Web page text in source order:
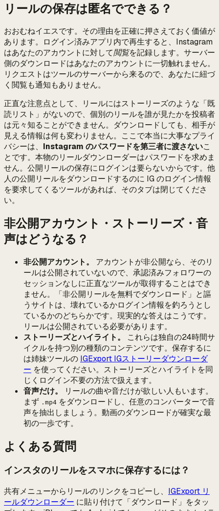
リールの保存は匿名でできる？
おおむねイエスです。その理由を正確に押さえておく価値が
あります。ログイン済みアプリ内で再生すると、Instagram
はあなたのアカウントに対して閲覧を記録します。サーバー
側のダウンロードはあなたのアカウントに一切触れません。
リクエストはツールのサーバーから来るので、あなたに紐づ
く閲覧も通知もありません。
正直な注意点として、リールにはストーリーズのような「既
読リスト」がないので、個別のリールを誰が見たかを投稿者
は元々知ることができません。ダウンロードしても、相手が
見える情報は何も変わりません。ここで本当に大事なプライ
バシーは、 Instagram のパスワードを第三者に渡さないこ
とです。本物のリールダウンローダーはパスワードを求めま
せん。公開リールの保存にログインは要らないからです。他
人の公開リールをダウンロードするのに IG のログイン情報
を要求してくるツールがあれば、そのタブは閉じてくださ
い。
非公開アカウント・ストーリーズ・音
声はどうなる？
非公開アカウント。
アカウントが非公開なら、そのリ
ールは公開されていないので、承認済みフォロワーの
セッションなしに正直なツールが取得することはでき
ません。「非公開リールを無料でダウンロード」と謳
うサイトは、壊れているかログイン情報を釣ろうとし
ているかのどちらかです。現実的な答えはこうです。
リールは公開されている必要があります。
ストーリーズとハイライト。
これらは独自の24時間サ
イクルを持つ別の種類のコンテンツです。保存するに
は姉妹ツールの IGExport IGストーリーダウンローダ
ー を使ってください。ストーリーズとハイライトを同
じくログイン不要の方法で扱えます。
音声だけ。
リールの曲や音だけが欲しい人もいます。
まず .mp4 をダウンロードし、任意のコンバーターで音
声を抽出しましょう。動画のダウンロードが確実な最
初の一歩です。
よくある質問
インスタのリールをスマホに保存するには？
共有メニューからリールのリンクをコピーし、 IGExport リ
ールダウンローダー に貼り付けて「ダウンロード」をタッ